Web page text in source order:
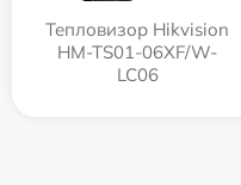
Тепловизор Hikvision
HM-TS01-06XF/W-
LC06